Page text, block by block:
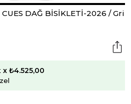
DAĞ BİSİKLETİ-2026 / Gri
x ₺4.525,00